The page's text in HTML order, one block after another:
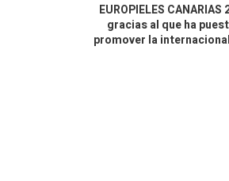
EUROPIELES
gracias al que ha
promover la